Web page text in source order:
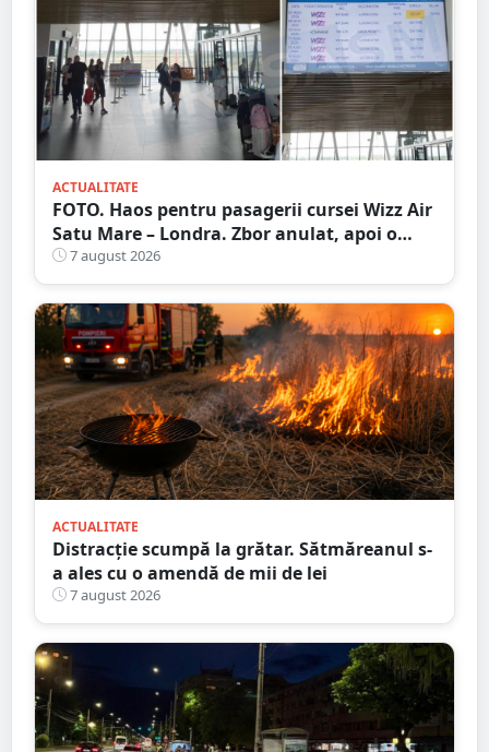
ACTUALITATE
FOTO. Haos pentru pasagerii cursei Wizz Air
Satu Mare – Londra. Zbor anulat, apoi o
nouă întârziere. Fără explicații clare
7 august 2026
ACTUALITATE
Distracție scumpă la grătar. Sătmăreanul s-
a ales cu o amendă de mii de lei
7 august 2026